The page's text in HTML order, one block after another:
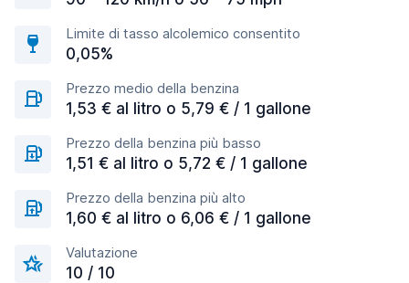
Limite di tasso alcolemico consentito
0,05%
Prezzo medio della benzina
1,53 € al litro o 5,79 € / 1 gallone
Prezzo della benzina più basso
1,51 € al litro o 5,72 € / 1 gallone
Prezzo della benzina più alto
1,60 € al litro o 6,06 € / 1 gallone
Valutazione
10 / 10